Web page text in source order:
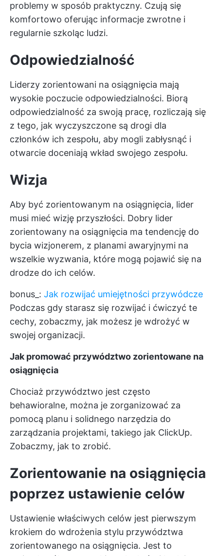
problemy w sposób praktyczny. Czują się
komfortowo oferując informacje zwrotne i
regularnie szkoląc ludzi.
Odpowiedzialność
Liderzy zorientowani na osiągnięcia mają
wysokie poczucie odpowiedzialności. Biorą
odpowiedzialność za swoją pracę, rozliczają się
z tego, jak wyczyszczone są drogi dla
członków ich zespołu, aby mogli zabłysnąć i
otwarcie doceniają wkład swojego zespołu.
Wizja
Aby być zorientowanym na osiągnięcia, lider
musi mieć wizję przyszłości. Dobry lider
zorientowany na osiągnięcia ma tendencję do
bycia wizjonerem, z planami awaryjnymi na
wszelkie wyzwania, które mogą pojawić się na
drodze do ich celów.
bonus_: Jak rozwijać umiejętności przywódcze
Podczas gdy starasz się rozwijać i ćwiczyć te
cechy, zobaczmy, jak możesz je wdrożyć w
swojej organizacji.
Jak promować przywództwo zorientowane na
osiągnięcia
Chociaż przywództwo jest często
behawioralne, można je zorganizować za
pomocą planu i solidnego narzędzia do
zarządzania projektami, takiego jak ClickUp.
Zobaczmy, jak to zrobić.
Zorientowanie na osiągnięcia
poprzez ustawienie celów
Ustawienie właściwych celów jest pierwszym
krokiem do wdrożenia stylu przywództwa
zorientowanego na osiągnięcia. Jest to